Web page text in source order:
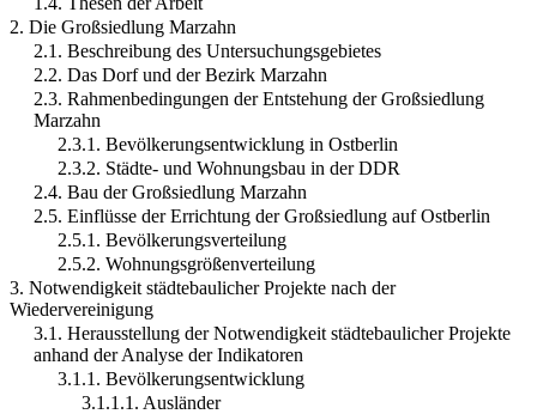
2. Die Großsiedlung Marzahn
2.1. Beschreibung des Untersuchungsgebietes
2.2. Das Dorf und der Bezirk Marzahn
2.3. Rahmenbedingungen der Entstehung der Großsiedlung
Marzahn
2.3.1. Bevölkerungsentwicklung in Ostberlin
2.3.2. Städte- und Wohnungsbau in der DDR
2.4. Bau der Großsiedlung Marzahn
2.5. Einflüsse der Errichtung der Großsiedlung auf Ostberlin
2.5.1. Bevölkerungsverteilung
2.5.2. Wohnungsgrößenverteilung
3. Notwendigkeit städtebaulicher Projekte nach der
Wiedervereinigung
3.1. Herausstellung der Notwendigkeit städtebaulicher Projekte
anhand der Analyse der Indikatoren
3.1.1. Bevölkerungsentwicklung
3.1.1.1. Ausländer